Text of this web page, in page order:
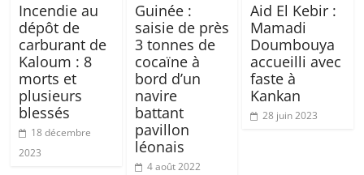
Incendie au
dépôt de
carburant de
Kaloum : 8
morts et
plusieurs
blessés
18 décembre
2023
Guinée :
saisie de près
3 tonnes de
cocaïne à
bord d’un
navire
battant
pavillon
léonais
4 août 2022
Aid El Kebir :
Mamadi
Doumbouya
accueilli avec
faste à
Kankan
28 juin 2023